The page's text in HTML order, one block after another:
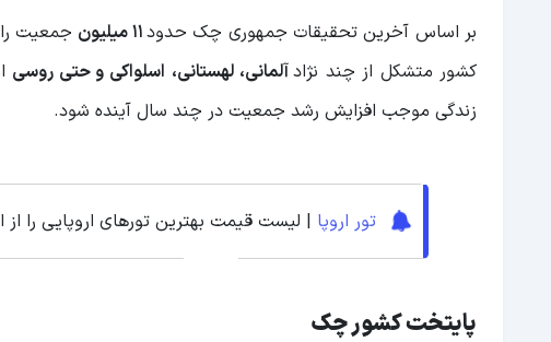
بر اساس آخرین تحقیقات جمهوری چک حدود11 میلیون جمعیت
کشور متشکل از چند نژادآلمانی، لهستانی، اسلواکی و حتی روسی
زندگی موجب افزایش رشد جمعیت در چند سال آینده شود.
تور اروپا | لیست قیمت بهترین تورهای اروپایی را از
پایتخت کشور چک